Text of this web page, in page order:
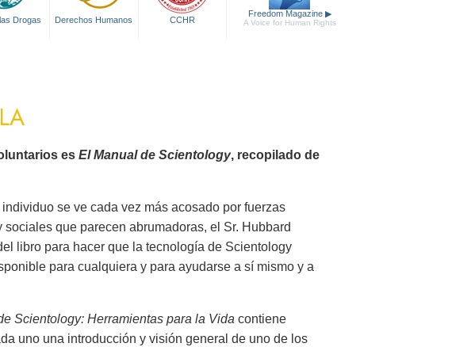
Drogas Derechos Humanos CCHR
Freedom Magazine ▶
A Voice for Human Rights
es El Manual de Scientology, recopilado de
se ve cada vez más acosado por fuerzas
que parecen abrumadoras, el Sr. Hubbard
libro para hacer que la tecnología de Scientology
para cualquiera y para ayudarse a sí mismo y a
Scientology: Herramientas para la Vida contiene
uno una introducción y visión general de uno de los